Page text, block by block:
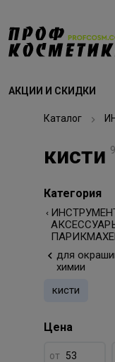
АКЦИИ И СКИДКИ
Каталог
кисти
Категория
для
химии
кисти
Цена
от